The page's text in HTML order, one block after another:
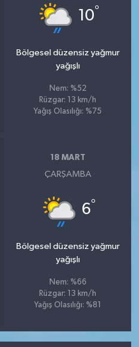
10°
Bölgesel düzensiz yağmur
yağışlı
Nem: %52
Rüzgar: 13 km/h
Yağış Olasılığı: %75
18 MART
ÇARŞAMBA
6°
Bölgesel düzensiz yağmur
yağışlı
Nem: %66
Rüzgar: 13 km/h
Yağış Olasılığı: %81